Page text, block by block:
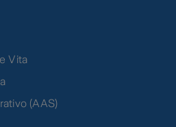
Vita
(AAS)